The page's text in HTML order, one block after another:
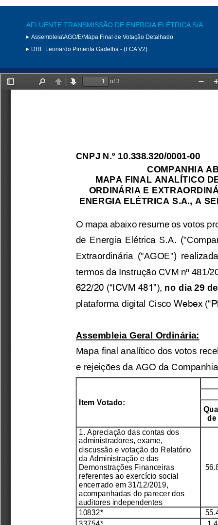
AFLUENTE TRANSMISSÃO DE ENERGIA ELÉTRICA S/A
Assembleia\AGO/E\Mapa Final de Votação Detalhado
DRI: Leonardo Pimenta Gadelha - (FCA V2)